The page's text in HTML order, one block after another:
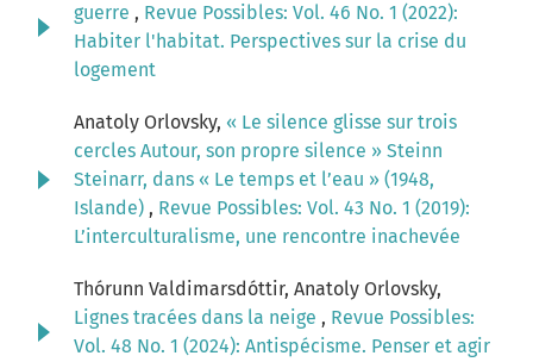
guerre , Revue Possibles: Vol. 46 No. 1 (2022):
Habiter l'habitat. Perspectives sur la crise du
logement
Anatoly Orlovsky, « Le silence glisse sur trois
cercles Autour, son propre silence » Steinn
Steinarr, dans « Le temps et l’eau » (1948,
Islande) , Revue Possibles: Vol. 43 No. 1 (2019):
L’interculturalisme, une rencontre inachevée
Thórunn Valdimarsdóttir, Anatoly Orlovsky,
Lignes tracées dans la neige , Revue Possibles:
Vol. 48 No. 1 (2024): Antispécisme. Penser et agir